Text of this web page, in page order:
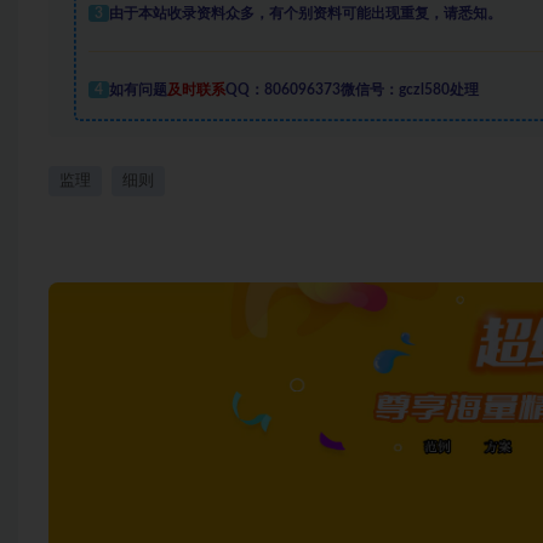
3 由于本站收录资料众多，有个别资料可能出现重复，请悉知。
4 如有问题及时联系QQ：806096373微信号：gczl580处理
监理 细则